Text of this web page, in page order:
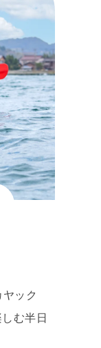
ック
む半日